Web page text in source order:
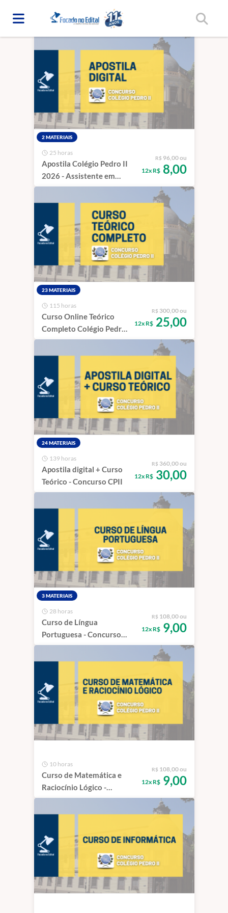
/Combos
2 MATERIAIS
25 horas
Apostila Colégio Pedro II
2026 - Assistente em
administração
R$ 96,00 ou
12x R$8,00
23 MATERIAIS
115 horas
Curso Online Teórico
Completo Colégio Pedro
II 2026-27
R$ 300,00 ou
12x R$25,00
24 MATERIAIS
139 horas
Apostila digital + Curso
Teórico - Concurso CPII
R$ 360,00 ou
12x R$30,00
3 MATERIAIS
28 horas
Curso de Língua
Portuguesa - Concurso
Colégio Pedro II
R$ 108,00 ou
12x R$9,00
10 horas
Curso de Matemática e
Raciocínio Lógico -
Concurso CPII
R$ 108,00 ou
12x R$9,00